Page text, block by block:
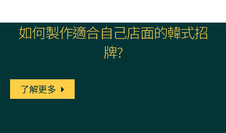
如何製作適合自己店面的韓式招
牌?
了解更多